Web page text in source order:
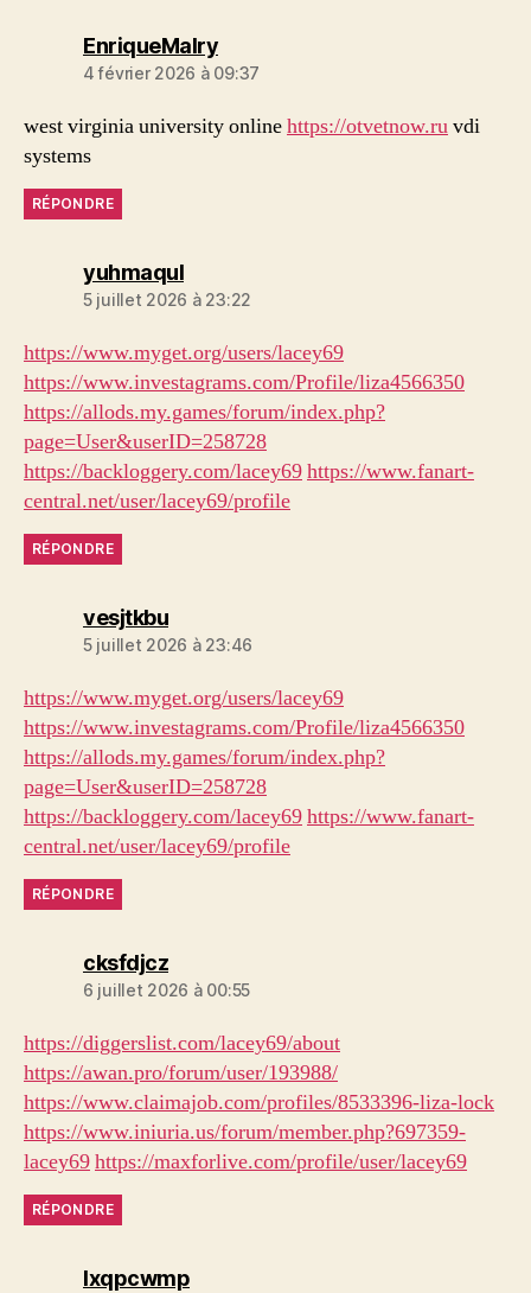
EnriqueMalrydit :
4 février 2026 à 09:37
west virginia university onlinehttps://otvetnow.ruvdi
systems
RÉPONDRE
yuhmaquldit :
5 juillet 2026 à 23:22
https://www.myget.org/users/lacey69
https://www.investagrams.com/Profile/liza4566350
https://allods.my.games/forum/index.php?
page=User&userID=258728
https://backloggery.com/lacey69https://www.fanart-
central.net/user/lacey69/profile
RÉPONDRE
vesjtkbudit :
5 juillet 2026 à 23:46
https://www.myget.org/users/lacey69
https://www.investagrams.com/Profile/liza4566350
https://allods.my.games/forum/index.php?
page=User&userID=258728
https://backloggery.com/lacey69https://www.fanart-
central.net/user/lacey69/profile
RÉPONDRE
cksfdjczdit :
6 juillet 2026 à 00:55
https://diggerslist.com/lacey69/about
https://awan.pro/forum/user/193988/
https://www.claimajob.com/profiles/8533396-liza-lock
https://www.iniuria.us/forum/member.php?697359-
lacey69https://maxforlive.com/profile/user/lacey69
RÉPONDRE
lxqpcwmpdit :